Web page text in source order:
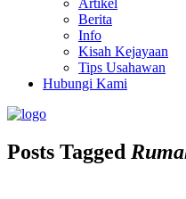
Artikel
Berita
Info
Kisah Kejayaan
Tips Usahawan
Hubungi Kami
Posts Tagged